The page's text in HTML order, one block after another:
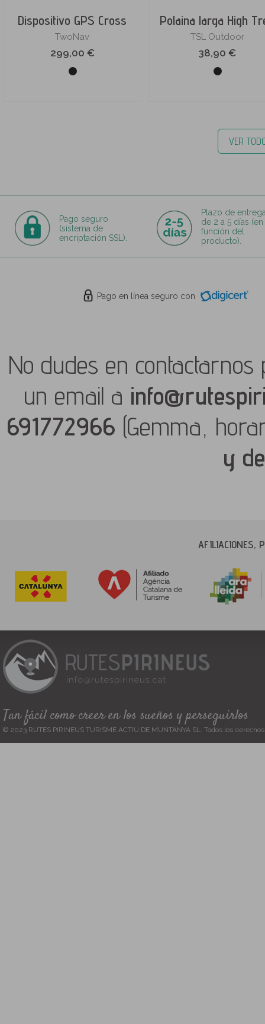
Dispositivo GPS Cross
TwoNav
299,00 €
Polaina larga High
TSL Outdoor
38,90 €
VER
Pago seguro
(sistema de
encriptación SSL).
Plazo de
de 2 a 5 días (en
función del
producto).
Pago en línea seguro con
No dudes en
un email a
691772966 (Gemma,
y
AFILIACIONES,
Tan fácil como creer en los sueños y perseguirlos
© 2023 RUTES PIRINEUS TURISME ACTIU DE MUNTANYA SL. Todos los